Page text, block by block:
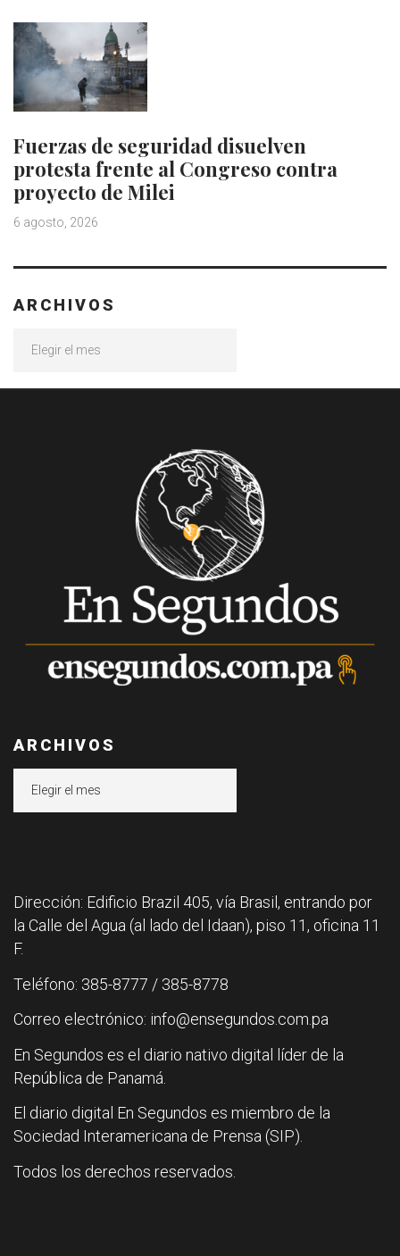
Fuerzas de seguridad disuelven
protesta frente al Congreso contra
proyecto de Milei
6 agosto, 2026
ARCHIVOS
ARCHIVOS
Dirección: Edificio Brazil 405, vía Brasil, entrando por
la Calle del Agua (al lado del Idaan), piso 11, oficina 11
F.
Teléfono: 385-8777 / 385-8778
Correo electrónico: info@ensegundos.com.pa
En Segundos es el diario nativo digital líder de la
República de Panamá.
El diario digital En Segundos es miembro de la
Sociedad Interamericana de Prensa (SIP).
Todos los derechos reservados.